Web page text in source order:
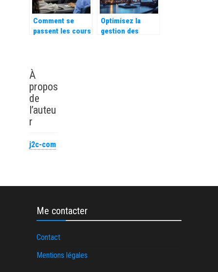
transition
Comment se
passent les cours
recherche
l’apprentissage
du management
Optimisez la
gestion des
À
propos
de
l’auteu
r
j2c-com
Me contacter
Contact
Mentions légales